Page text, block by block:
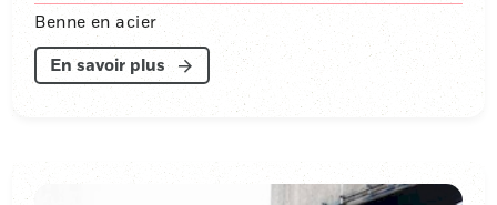
Benne en acier
En savoir plus